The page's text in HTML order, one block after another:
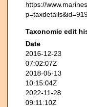
https://
Taxonomic edit
Date
2016-12-23
07:02:07Z
2018-05-13
10:15:04Z
2022-11-28
09:11:10Z